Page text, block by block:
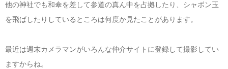
他の神社でも和傘を差して参道の真ん中を占拠したり、シャボン玉
を飛ばしたりしているところは何度か見たことがあります。
最近は週末カメラマンがいろんな仲介サイトに登録して撮影してい
ますからね。